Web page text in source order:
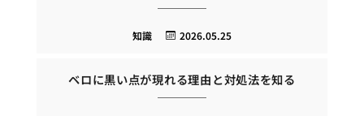
2026.05.25
知識
ベロに黒い点が現れる理由と対処法を知る